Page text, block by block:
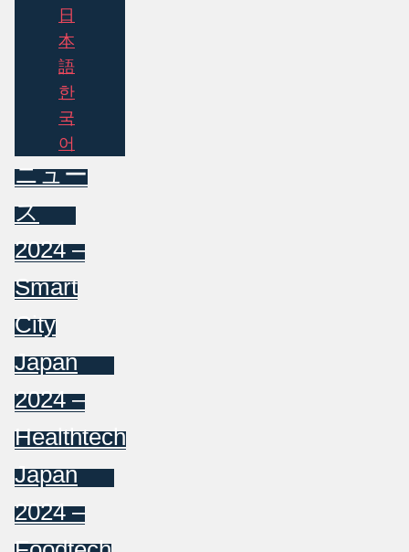
日
本
語
한
국
어
ニュー
ス
2024 –
Smart
City
Japan
2024 –
Healthtech
Japan
2024 –